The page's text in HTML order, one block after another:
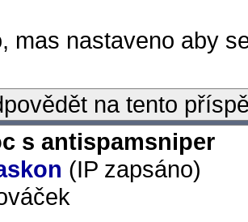
mas nastaveno aby
na tento
s antispamsniper
(IP zapsáno)